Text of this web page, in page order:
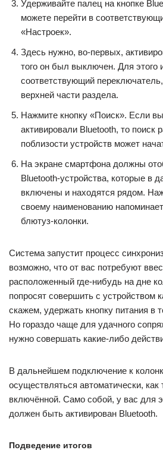
Удерживайте палец на кнопке
можете перейти в
«Настроек».
Здесь нужно, во-первых,
того он был выключен. Для этого
соответствующий
верхней части раздела.
Нажмите кнопку «Поиск». Если
активировали Bluetooth, то поиск
поблизости устройств может
На экране смартфона должны
Bluetooth-устройства, которые в
включены и находятся рядом.
своему наименованию
блютуз-колонки.
Система запустит процесс
возможно, что от вас потребуют
расположенный где-нибудь на дне
попросят совершить с устройством
скажем, удержать кнопку питания в
Но гораздо чаще для удачного
нужно совершать какие-либо
В дальнейшем подключение к
осуществляться автоматически, как
включённой. Само собой, у вас для
должен быть активирован Bluetooth.
Подведение итогов